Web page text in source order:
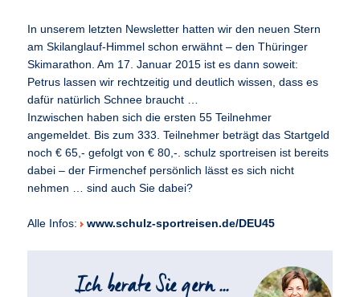
In unserem letzten Newsletter hatten wir den neuen Stern
am Skilanglauf-Himmel schon erwähnt – den Thüringer
Skimarathon. Am 17. Januar 2015 ist es dann soweit:
Petrus lassen wir rechtzeitig und deutlich wissen, dass es
dafür natürlich Schnee braucht …
Inzwischen haben sich die ersten 55 Teilnehmer
angemeldet. Bis zum 333. Teilnehmer beträgt das Startgeld
noch € 65,- gefolgt von € 80,-. schulz sportreisen ist bereits
dabei – der Firmenchef persönlich lässt es sich nicht
nehmen … sind auch Sie dabei?
Alle Infos: www.schulz-sportreisen.de/DEU45